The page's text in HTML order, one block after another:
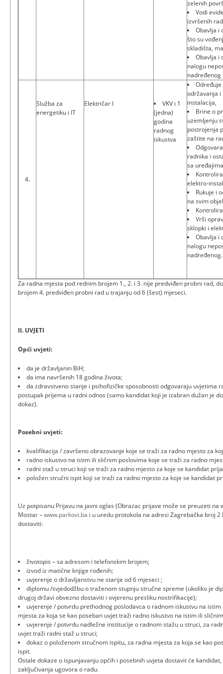
zelenih
Vodi
izvršenih
Obavlja i
što su
skladišta,
Obavlja i
nalogu
nadređenog
4.
Služba za
energetiku i IT
Električar I
VKV i 1
(jedna)
godina
radnog
iskustva
Određuje
održavanja
instalacija,
Brine o
uzemljenju
postrojenja
zaštite na
radnika i
sa
elektro-
Rukuje i
na svim
Vrši
sklopki i
Obavlja i
nalogu
nadređenog.
Za radna mjesta pod rednim brojem 1., 2. i 3. nije predviđen probni rad,
brojem 4. predviđen probni rad u trajanju od 6 (šest) mjeseci.
II. UVJETI
Opći uvjeti:
da je državljanin BiH;
da ima navršenih 18 godina života;
da zdravstveno stanje i psihofizičke sposobnosti odgovaraju uvjetima
postupak prijema u radni odnos (samo kandidat koji je izabran dužan je
dokaz).
Posebni uvjeti:
kvalifikacija / završeno obrazovanje koje se traži za radno mjesto za
radno iskustvo na istim ili sličnim poslovima koje se traži za radno
radni staž u struci koji se traži za radno mjesto za koje se kandidat
položen stručni ispit koji se traži za radno mjesto za koje se kandidat
Uz potpisanu Prijavu na javni oglas (Obrazac prijave može se preuzeti na
Mostar –www.parkovi.ba i u uredu protokola na adresi Zagrebačka broj
dostaviti:
životopis – sa adresom i telefonskim brojem;
izvod iz matične knjige rođenih;
uvjerenje o državljanstvu ne starije od 6 mjeseci ;
diplomu /svjedodžbu o traženom stupnju stručne spreme (ukoliko je
drugoj državi obvezno dostaviti i ovjerenu presliku nostrifikacije);
uvjerenje / potvrdu prethodnog poslodavca o radnom iskustvu na
mjesta za koja se kao poseban uvjet traži radno iskustvo na istim ili
uvjerenje / potvrdu nadležne institucije o radnom stažu u struci, za
uvjet traži radni staž u struci;
dokaz o položenom stručnom ispitu, za radna mjesta za koja se kao
ispit.
Ostale dokaze o ispunjavanju općih i posebnih uvjeta dostavit će
zaključivanja ugovora o radu.